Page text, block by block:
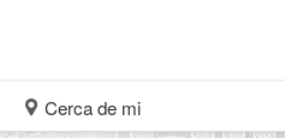
Cerca de mi